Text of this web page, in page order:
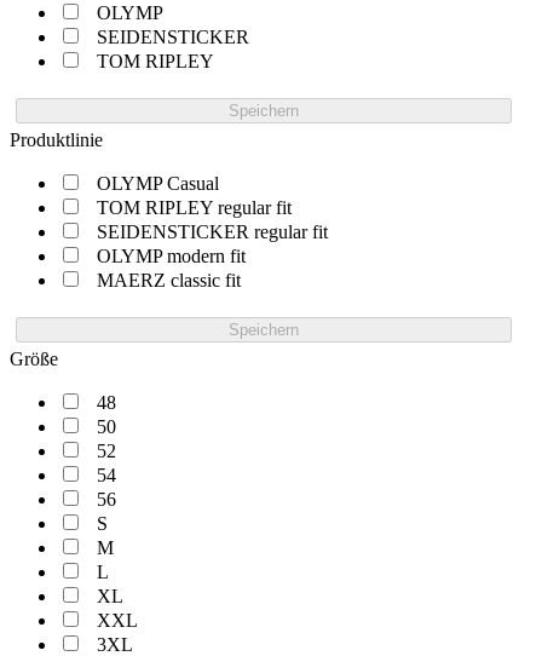
OLYMP
SEIDENSTICKER
TOM RIPLEY
Speichern
Produktlinie
OLYMP Casual
TOM RIPLEY regular fit
SEIDENSTICKER regular fit
OLYMP modern fit
MAERZ classic fit
Speichern
Größe
48
50
52
54
56
S
M
L
XL
XXL
3XL